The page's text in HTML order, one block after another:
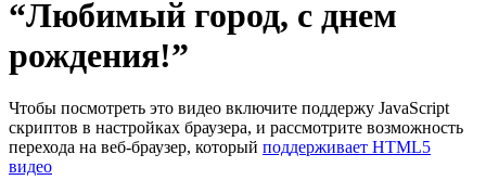
“Любимый город, с днем
рождения!”
Чтобы посмотреть это видео включите поддержу JavaScript
скриптов в настройках браузера, и рассмотрите возможность
перехода на веб-браузер, который поддерживает HTML5
видео